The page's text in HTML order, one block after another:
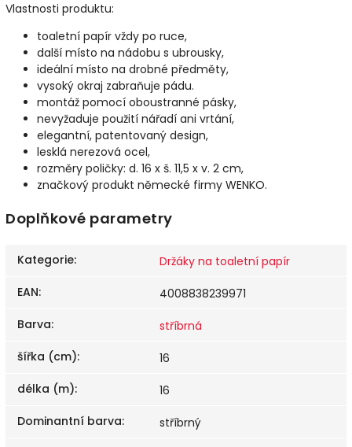
Vlastnosti produktu:
toaletní papír vždy po ruce,
další místo na nádobu s ubrousky,
ideální místo na drobné předměty,
vysoký okraj zabraňuje pádu.
montáž pomocí oboustranné pásky,
nevyžaduje použití nářadí ani vrtání,
elegantní, patentovaný design,
lesklá nerezová ocel,
rozměry poličky: d. 16 x š. 11,5 x v. 2 cm,
značkový produkt německé firmy WENKO.
Doplňkové parametry
Kategorie:
Držáky na toaletní papír
EAN:
4008838239971
Barva:
stříbrná
šířka (cm):
16
délka (m):
16
Dominantní barva:
stříbrný